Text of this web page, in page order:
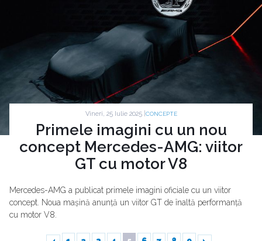
Vineri, 25 Iulie 2025 | CONCEPTE
Primele imagini cu un nou
concept Mercedes-AMG: viitor
GT cu motor V8
Mercedes-AMG a publicat primele imagini oficiale cu un viitor
concept. Noua mașină anunță un viitor GT de înaltă performanță
cu motor V8.